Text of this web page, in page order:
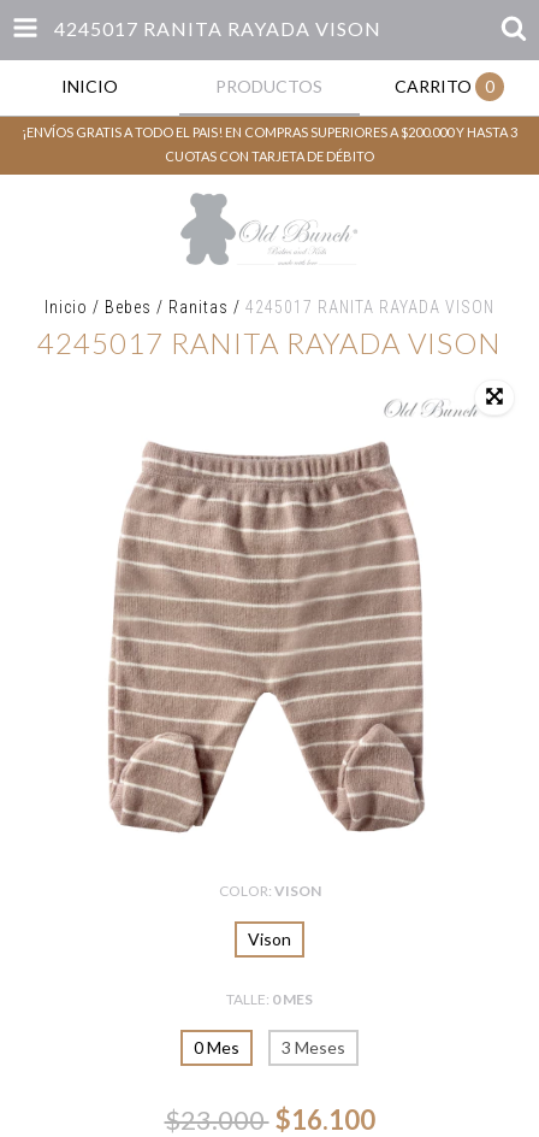
4245017 RANITA RAYADA VISON
INICIO PRODUCTOS CARRITO 0
¡ENVÍOS GRATIS A TODO EL PAIS! EN COMPRAS SUPERIORES A $200.000 Y HASTA 3
CUOTAS CON TARJETA DE DÉBITO
Inicio / Bebes / Ranitas / 4245017 RANITA RAYADA VISON
4245017 RANITA RAYADA VISON
COLOR: VISON
Vison
TALLE: 0 MES
0 Mes 3 Meses
$23.000 $16.100